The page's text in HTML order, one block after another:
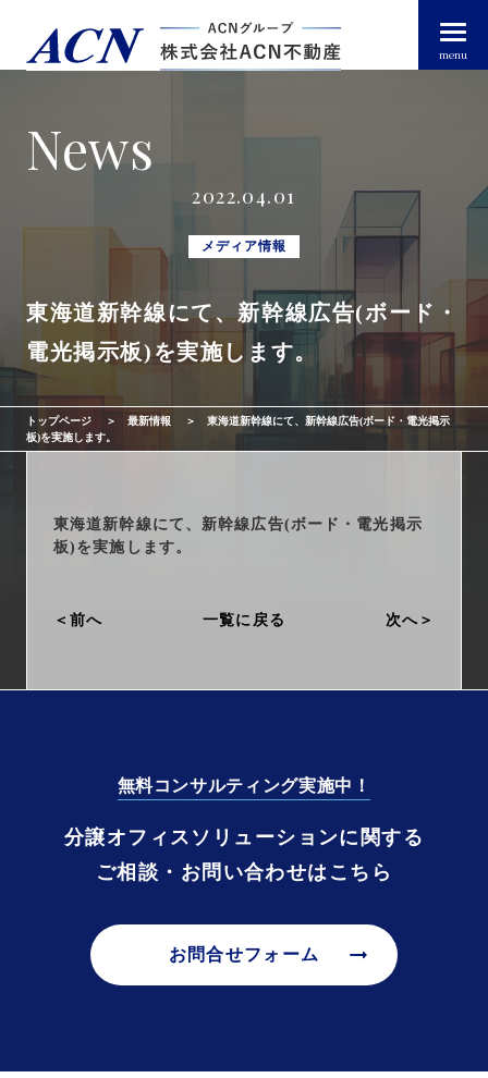
menu
経営者・法人のお客様
個人のお客様
トップページ arrow_right_alt
ACN不動産について
不動産投資ガイド
会社情報 arrow_right_alt
採用情報 arrow_right_alt
プライバシーポリシー
勧誘方針
News
2022.04.01
メディア情報
東海道新幹線にて、新幹線広告(ボード・
電光掲示板)を実施します。
トップページ 最新情報
東海道新幹線にて、新幹線広告(ボード・電光掲示
板)を実施します。
東海道新幹線にて、新幹線広告(ボード・電光掲示
板)を実施します。
前へ 一覧に戻る 次へ
無料コンサルティング実施中！
分譲オフィスソリューションに関する
ご相談・お問い合わせはこちら
お問合せフォーム arrow_right_alt